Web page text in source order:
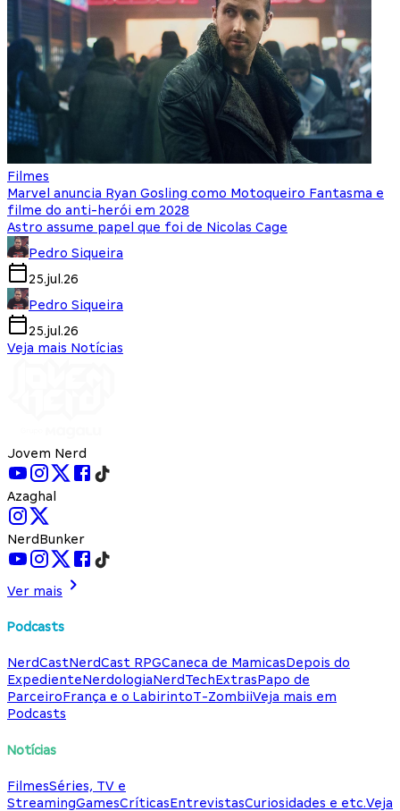
Filmes
Marvel anuncia Ryan Gosling como Motoqueiro Fantasma e
filme do anti-herói em 2028
Astro assume papel que foi de Nicolas Cage
Pedro Siqueira
25.jul.26
Pedro Siqueira
25.jul.26
Veja mais Notícias
Jovem Nerd
Azaghal
NerdBunker
Ver mais
Podcasts
NerdCastNerdCast RPGCaneca de MamicasDepois do
ExpedienteNerdologiaNerdTechExtrasPapo de
ParceiroFrança e o LabirintoT-ZombiiVeja mais em
Podcasts
Notícias
FilmesSéries, TV e
StreamingGamesCríticasEntrevistasCuriosidades e etc.Veja